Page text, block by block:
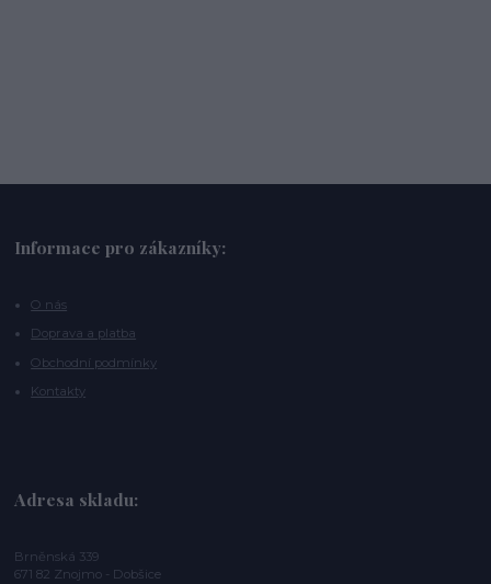
Informace pro zákazníky:
O nás
Doprava a platba
Obchodní podmínky
Kontakty
Adresa skladu:
Brněnská 339
671 82 Znojmo - Dobšice